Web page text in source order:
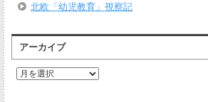
北欧「幼児教育」視察記
アーカイブ
ア